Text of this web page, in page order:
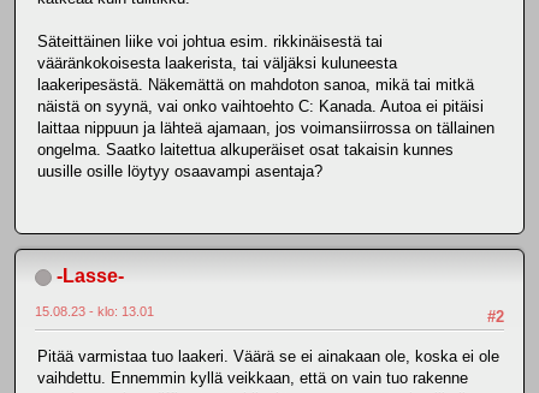
Säteittäinen liike voi johtua esim. rikkinäisestä tai
vääränkokoisesta laakerista, tai väljäksi kuluneesta
laakeripesästä. Näkemättä on mahdoton sanoa, mikä tai mitkä
näistä on syynä, vai onko vaihtoehto C: Kanada. Autoa ei pitäisi
laittaa nippuun ja lähteä ajamaan, jos voimansiirrossa on tällainen
ongelma. Saatko laitettua alkuperäiset osat takaisin kunnes
uusille osille löytyy osaavampi asentaja?
-Lasse-
#2
15.08.23 - klo: 13.01
Pitää varmistaa tuo laakeri. Väärä se ei ainakaan ole, koska ei ole
vaihdettu. Ennemmin kyllä veikkaan, että on vain tuo rakenne